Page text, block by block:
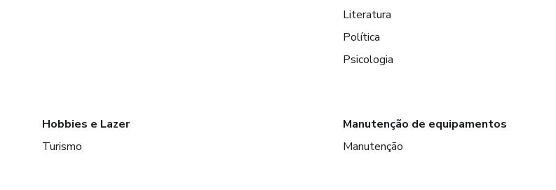
Literatura
Política
Psicologia
Hobbies e Lazer
Turismo
Manutenção de equipamentos
Manutenção